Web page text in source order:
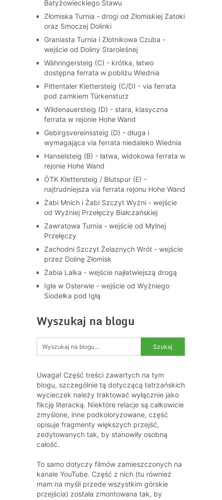
Batyżowieckiego Stawu
Złomiska Turnia - drogi od Złomiskiej Zatoki
oraz Smoczej Dolinki
Graniasta Turnia i Złotnikowa Czuba -
wejście od Doliny Staroleśnej
Währingersteig (C) - krótka, łatwo
dostępna ferrata w pobliżu Wiednia
Pittentaler Klettersteig (C/D) - via ferrata
pod zamkiem Türkensturz
Wildenauersteig (D) - stara, klasyczna
ferrata w rejonie Hohe Wand
Gebirgsvereinssteig (D) - długa i
wymagająca via ferrata niedaleko Wiednia
Hanselsteig (B) - łatwa, widokowa ferrata w
rejonie Hohe Wand
ÖTK Klettersteig / Blutspur (E) -
najtrudniejsza via ferrata rejonu Hohe Wand
Żabi Mnich i Żabi Szczyt Wyżni - wejście
od Wyżniej Przełęczy Białczańskiej
Zawratowa Turnia - wejście od Mylnej
Przełęczy
Zachodni Szczyt Żelaznych Wrót - wejście
przez Dolinę Złomisk
Żabia Lalka - wejście najłatwiejszą drogą
Igła w Osterwie - wejście od Wyżniego
Siodełka pod Igłą
Wyszukaj na blogu
Uwaga! Część treści zawartych na tym
blogu, szczególnie tą dotyczącą tatrzańskich
wycieczek należy traktować wyłącznie jako
fikcję literacką. Niektóre relacje są całkowicie
zmyślone, inne podkoloryzowane, część
opisuje fragmenty większych przejść,
zedytowanych tak, by stanowiły osobną
całość.
To samo dotyczy filmów zamieszczonych na
kanale YouTube. Część z nich (tu również
mam na myśli przede wszystkim górskie
przejścia) została zmontowana tak, by